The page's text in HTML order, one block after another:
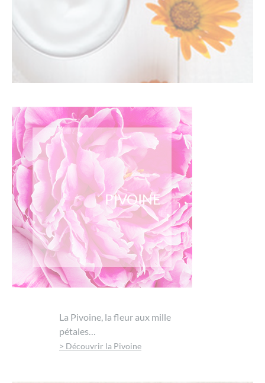
PIVOINE
La Pivoine, la fleur aux mille
pétales…
> Découvrir la Pivoine